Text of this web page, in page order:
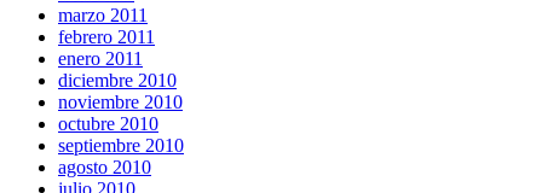
marzo 2011
febrero 2011
enero 2011
diciembre 2010
noviembre 2010
octubre 2010
septiembre 2010
agosto 2010
julio 2010